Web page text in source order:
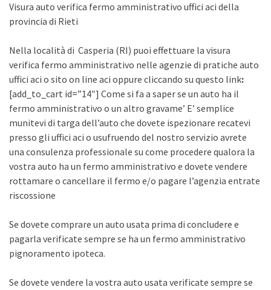
Visura auto verifica fermo amministrativo uffici aci della
provincia di Rieti
Nella località di Casperia (RI) puoi effettuare la visura
verifica fermo amministrativo nelle agenzie di pratiche auto
uffici aci o sito on line aci oppure cliccando su questo link:
[add_to_cart id=”14″] Come si fa a saper se un auto ha il
fermo amministrativo o un altro gravame’ E’ semplice
munitevi di targa dell’auto che dovete ispezionare recatevi
presso gli uffici aci o usufruendo del nostro servizio avrete
una consulenza professionale su come procedere qualora la
vostra auto ha un fermo amministrativo e dovete vendere
rottamare o cancellare il fermo e/o pagare l’agenzia entrate
riscossione
Se dovete comprare un auto usata prima di concludere e
pagarla verificate sempre se ha un fermo amministrativo
pignoramento ipoteca.
Se dovete vendere la vostra auto usata verificate sempre se